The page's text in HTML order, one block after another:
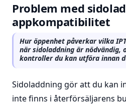
Problem med
appkompatibilitet
Hur öppenhet påverkar vilka
när sidoladdning är nödvändig,
kontroller du kan utföra innan
Sidoladdning gör att du kan
inte finns i återförsäljarens